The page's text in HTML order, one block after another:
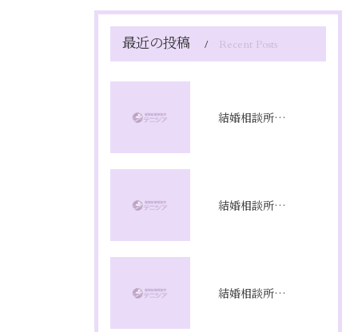
最近の投稿 Recent Posts
結婚相談所満足度の本音と成婚率を徹底解剖し成功への選び方を実体験から解説
結婚相談所プラン比較で福岡県福岡市のコスパと成婚率を徹底分析
結婚相談所の相談で不安を解消し理想の婚活を始めるための具体的ステップと質問リスト